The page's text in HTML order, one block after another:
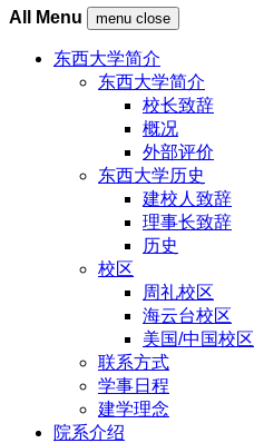
All Menu menu close
东西大学简介
东西大学简介
校长致辞
概况
外部评价
东西大学历史
建校人致辞
理事长致辞
历史
校区
周礼校区
海云台校区
美国/中国校区
联系方式
学事日程
建学理念
院系介绍